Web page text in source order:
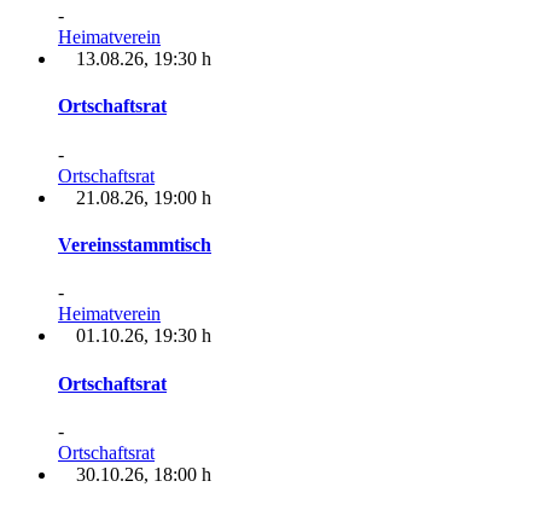
-
Heimatverein
13.08.26, 19:30 h
Ortschaftsrat
-
Ortschaftsrat
21.08.26, 19:00 h
Vereinsstammtisch
-
Heimatverein
01.10.26, 19:30 h
Ortschaftsrat
-
Ortschaftsrat
30.10.26, 18:00 h